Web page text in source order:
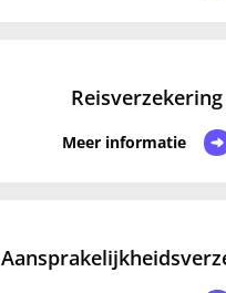
Reisverzekering
Meer informatie